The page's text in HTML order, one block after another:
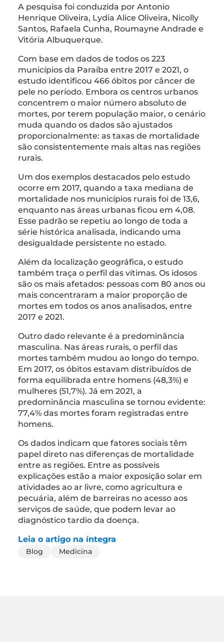
A pesquisa foi conduzida por Antonio
Henrique Oliveira, Lydia Alice Oliveira, Nicolly
Santos, Rafaela Cunha, Roumayne Andrade e
Vitória Albuquerque.
Com base em dados de todos os 223
municípios da Paraíba entre 2017 e 2021, o
estudo identificou 466 óbitos por câncer de
pele no período. Embora os centros urbanos
concentrem o maior número absoluto de
mortes, por terem população maior, o cenário
muda quando os dados são ajustados
proporcionalmente: as taxas de mortalidade
são consistentemente mais altas nas regiões
rurais.
Um dos exemplos destacados pelo estudo
ocorre em 2017, quando a taxa mediana de
mortalidade nos municípios rurais foi de 13,6,
enquanto nas áreas urbanas ficou em 4,08.
Esse padrão se repetiu ao longo de toda a
série histórica analisada, indicando uma
desigualdade persistente no estado.
Além da localização geográfica, o estudo
também traça o perfil das vítimas. Os idosos
são os mais afetados: pessoas com 80 anos ou
mais concentraram a maior proporção de
mortes em todos os anos analisados, entre
2017 e 2021.
Outro dado relevante é a predominância
masculina. Nas áreas rurais, o perfil das
mortes também mudou ao longo do tempo.
Em 2017, os óbitos estavam distribuídos de
forma equilibrada entre homens (48,3%) e
mulheres (51,7%). Já em 2021, a
predominância masculina se tornou evidente:
77,4% das mortes foram registradas entre
homens.
Os dados indicam que fatores sociais têm
papel direto nas diferenças de mortalidade
entre as regiões. Entre as possíveis
explicações estão a maior exposição solar em
atividades ao ar livre, como agricultura e
pecuária, além de barreiras no acesso aos
serviços de saúde, que podem levar ao
diagnóstico tardio da doença.
Leia o artigo na íntegra
Blog Medicina